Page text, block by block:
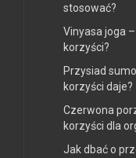
stosować?
Vinyasa joga
korzyści?
Przysiad
korzyści daje?
Czerwona
korzyści dla
Jak dbać o